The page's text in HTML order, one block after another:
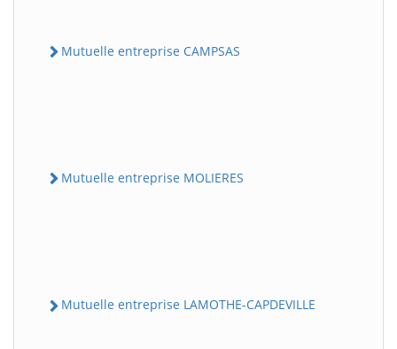
Mutuelle entreprise CAMPSAS
Mutuelle entreprise MOLIERES
Mutuelle entreprise LAMOTHE-CAPDEVILLE